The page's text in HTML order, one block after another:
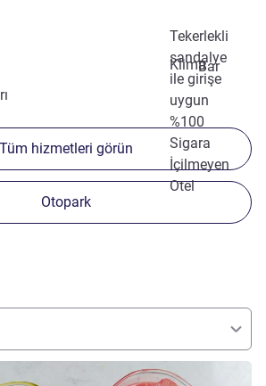
Tekerlekli
sandalye
ile girişe
uygun
KlimaBar
%100
Sigara
İçilmeyen
Otel
Tüm hizmetleri görün
Otopark